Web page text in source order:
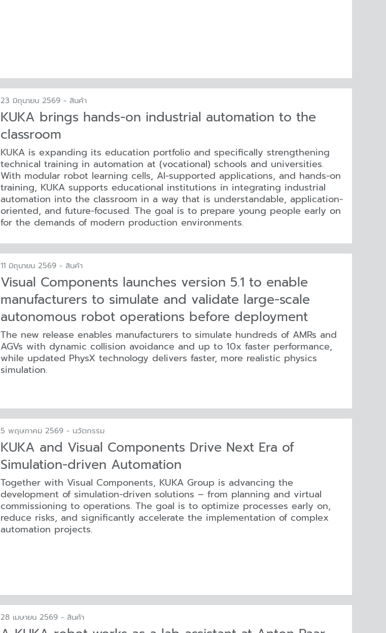
23 มิถุนายน 2569 - สินค้า
KUKA brings hands-on industrial automation to the
classroom
KUKA is expanding its education portfolio and specifically strengthening
technical training in automation at (vocational) schools and universities.
With modular robot learning cells, AI-supported applications, and hands-on
training, KUKA supports educational institutions in integrating industrial
automation into the classroom in a way that is understandable, application-
oriented, and future-focused. The goal is to prepare young people early on
for the demands of modern production environments.
11 มิถุนายน 2569 - สินค้า
Visual Components launches version 5.1 to enable
manufacturers to simulate and validate large-scale
autonomous robot operations before deployment
The new release enables manufacturers to simulate hundreds of AMRs and
AGVs with dynamic collision avoidance and up to 10x faster performance,
while updated PhysX technology delivers faster, more realistic physics
simulation.
5 พฤษภาคม 2569 - นวัตกรรม
KUKA and Visual Components Drive Next Era of
Simulation-driven Automation
Together with Visual Components, KUKA Group is advancing the
development of simulation-driven solutions – from planning and virtual
commissioning to operations. The goal is to optimize processes early on,
reduce risks, and significantly accelerate the implementation of complex
automation projects.
28 เมษายน 2569 - สินค้า